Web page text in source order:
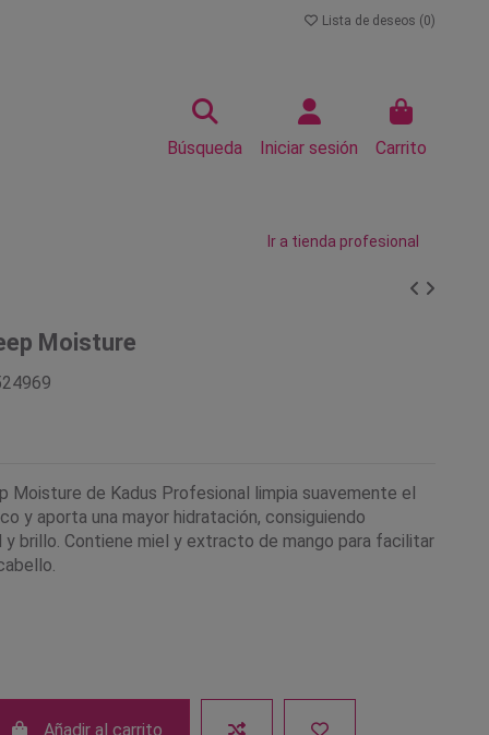
Lista de deseos (0)
Búsqueda Iniciar sesión Carrito
Ir a tienda profesional
Moisture
Moisture de Kadus Profesional limpia suavemente el
y aporta una mayor hidratación, consiguiendo
y brillo. Contiene miel y extracto de mango para facilitar
Añadir al carrito